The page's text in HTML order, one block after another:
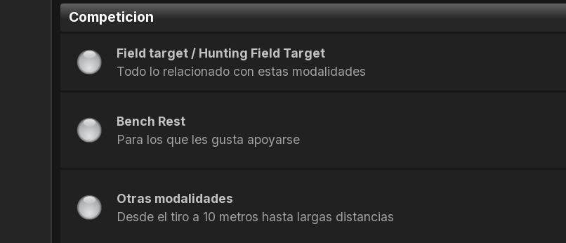
Competicion
Field target / Hunting Field Target
Todo lo relacionado con estas modalidades
Bench Rest
Para los que les gusta apoyarse
Otras modalidades
Desde el tiro a 10 metros hasta largas distancias